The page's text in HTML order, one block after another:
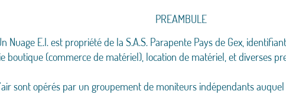
PREAMBULE
Nuage E.I. est propriété de la S.A.S. Parapente Pays de Gex,
boutique (commerce de matériel), location de matériel, et diverses
sont opérés par un groupement de moniteurs indépendants auquel